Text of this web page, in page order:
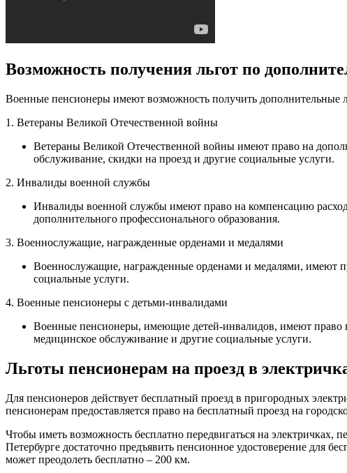
Возможность получения льгот по
Военные пенсионеры имеют возможность получить дополнительные
1. Ветераны Великой Отечественной войны
Ветераны Великой Отечественной войны имеют право на
обслуживание, скидки на проезд и другие социальные услуги.
2. Инвалиды военной службы
Инвалиды военной службы имеют право на компенсацию
дополнительного профессионального образования.
3. Военнослужащие, награжденные орденами и медалями
Военнослужащие, награжденные орденами и медалями, имеют
социальные услуги.
4. Военные пенсионеры с детьми-инвалидами
Военные пенсионеры, имеющие детей-инвалидов, имеют право
медицинское обслуживание и другие социальные услуги.
Льготы пенсионерам на проезд в
Для пенсионеров действует бесплатный проезд в пригородных
пенсионерам предоставляется право на бесплатный проезд на
Чтобы иметь возможность бесплатно передвигаться на электричках,
Петербурге достаточно предъявить пенсионное удостоверение для
может преодолеть бесплатно – 200 км.